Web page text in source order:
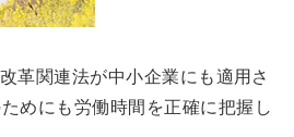
革関連法が中小企業にも適用さ
めにも労働時間を正確に把握し